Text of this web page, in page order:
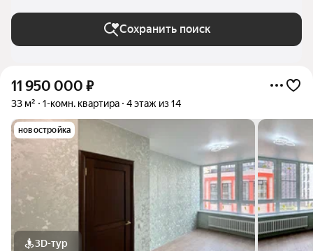
Сохранить поиск
11 950 000 ₽
33 м² 1-комн. квартира 4 этаж из 14
новостройка
3D-тур